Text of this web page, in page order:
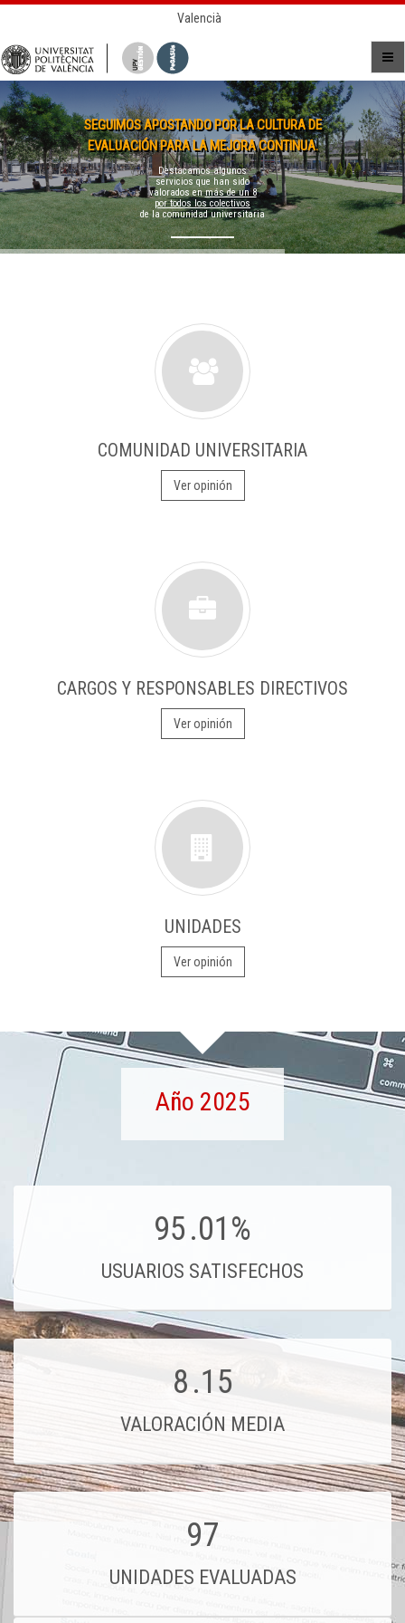
Valencià
SEGUIMOS APOSTANDO POR LA CULTURA DE
EVALUACIÓN PARA LA MEJORA CONTINUA.
Destacamos algunos
servicios que han sido
valorados enmás de un 8
por todos los colectivos
de la comunidad universitaria
COMUNIDAD UNIVERSITARIA
Ver opinión
CARGOS Y RESPONSABLES DIRECTIVOS
Ver opinión
UNIDADES
Ver opinión
Año 2025
95.01%
USUARIOS SATISFECHOS
8.15
VALORACIÓN MEDIA
97
UNIDADES EVALUADAS